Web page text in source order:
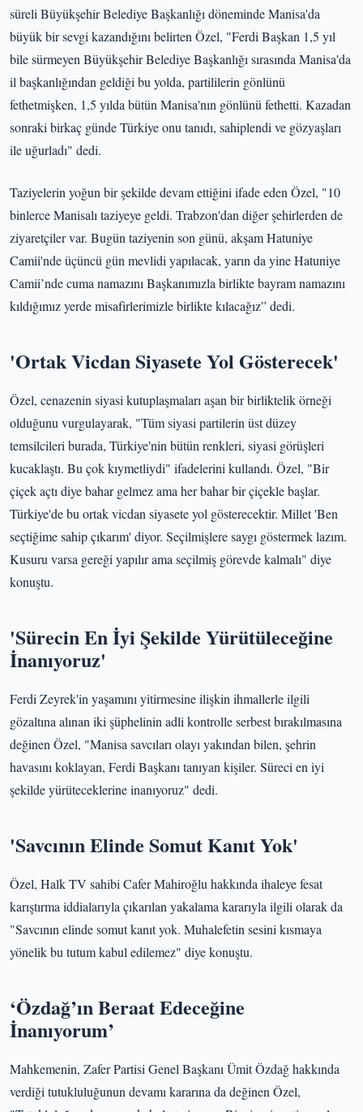
süreli Büyükşehir Belediye Başkanlığı döneminde Manisa'da
büyük bir sevgi kazandığını belirten Özel, "Ferdi Başkan 1,5 yıl
bile sürmeyen Büyükşehir Belediye Başkanlığı sırasında Manisa'da
il başkanlığından geldiği bu yolda, partililerin gönlünü
fethetmişken, 1,5 yılda bütün Manisa'nın gönlünü fethetti. Kazadan
sonraki birkaç günde Türkiye onu tanıdı, sahiplendi ve gözyaşları
ile uğurladı" dedi.
Taziyelerin yoğun bir şekilde devam ettiğini ifade eden Özel, "10
binlerce Manisalı taziyeye geldi. Trabzon'dan diğer şehirlerden de
ziyaretçiler var. Bugün taziyenin son günü, akşam Hatuniye
Camii'nde üçüncü gün mevlidi yapılacak, yarın da yine Hatuniye
Camii’nde cuma namazını Başkanımızla birlikte bayram namazını
kıldığımız yerde misafirlerimizle birlikte kılacağız” dedi.
'Ortak Vicdan Siyasete Yol Gösterecek'
Özel, cenazenin siyasi kutuplaşmaları aşan bir birliktelik örneği
olduğunu vurgulayarak, "Tüm siyasi partilerin üst düzey
temsilcileri burada, Türkiye'nin bütün renkleri, siyasi görüşleri
kucaklaştı. Bu çok kıymetliydi" ifadelerini kullandı. Özel, "Bir
çiçek açtı diye bahar gelmez ama her bahar bir çiçekle başlar.
Türkiye'de bu ortak vicdan siyasete yol gösterecektir. Millet 'Ben
seçtiğime sahip çıkarım' diyor. Seçilmişlere saygı göstermek lazım.
Kusuru varsa gereği yapılır ama seçilmiş görevde kalmalı" diye
konuştu.
'Sürecin En İyi Şekilde Yürütüleceğine
İnanıyoruz'
Ferdi Zeyrek'in yaşamını yitirmesine ilişkin ihmallerle ilgili
gözaltına alınan iki şüphelinin adli kontrolle serbest bırakılmasına
değinen Özel, "Manisa savcıları olayı yakından bilen, şehrin
havasını koklayan, Ferdi Başkanı tanıyan kişiler. Süreci en iyi
şekilde yürüteceklerine inanıyoruz" dedi.
'Savcının Elinde Somut Kanıt Yok'
Özel, Halk TV sahibi Cafer Mahiroğlu hakkında ihaleye fesat
karıştırma iddialarıyla çıkarılan yakalama kararıyla ilgili olarak da
"Savcının elinde somut kanıt yok. Muhalefetin sesini kısmaya
yönelik bu tutum kabul edilemez" diye konuştu.
‘Özdağ’ın Beraat Edeceğine
İnanıyorum’
Mahkemenin, Zafer Partisi Genel Başkanı Ümit Özdağ hakkında
verdiği tutukluluğunun devamı kararına da değinen Özel,